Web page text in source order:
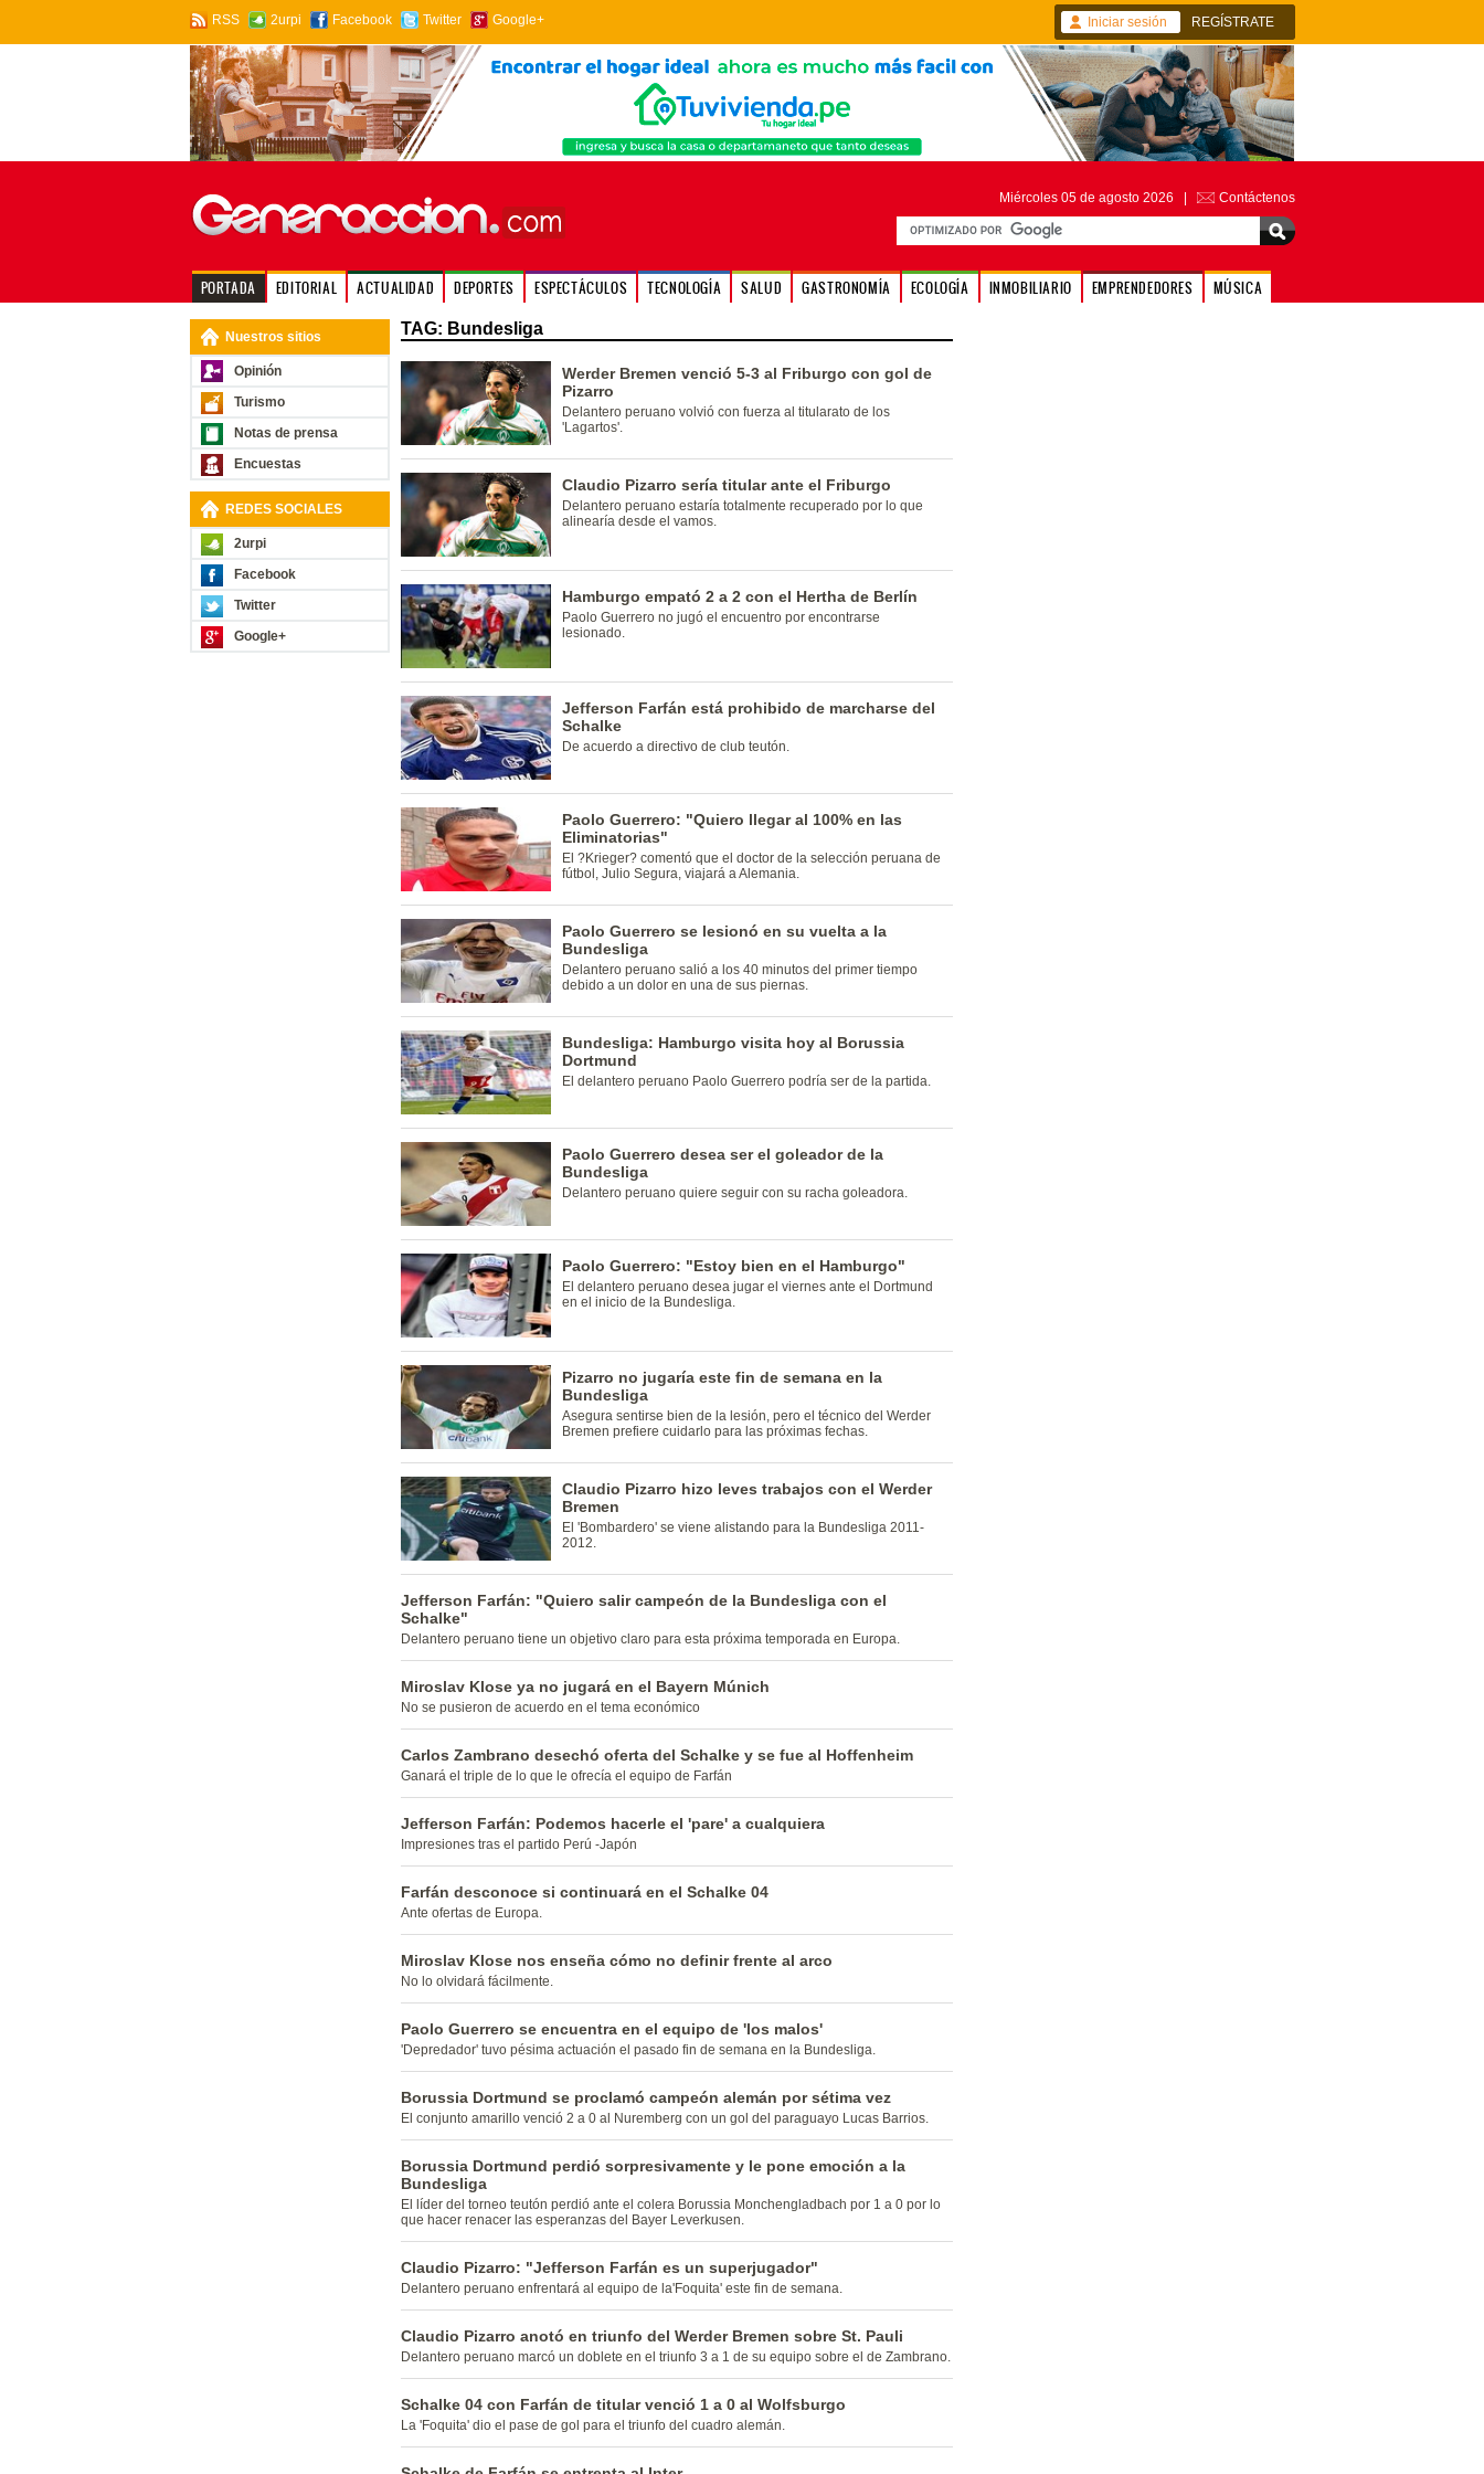
RSS 2urpi Facebook Twitter Google+ Iniciar sesión REGÍSTRATE
Miércoles 05 de agosto 2026 | Contáctenos
PORTADA EDITORIAL ACTUALIDAD DEPORTES ESPECTÁCULOS TECNOLOGÍA SALUD GASTRONOMÍA ECOLOGÍA INMOBILIARIO EMPRENDEDORES MÚSICA
Nuestros sitios
Opinión
Turismo
Notas de prensa
Encuestas
REDES SOCIALES
2urpi
Facebook
Twitter
Google+
TAG: Bundesliga
Werder Bremen venció 5-3 al Friburgo con gol de
Pizarro
Delantero peruano volvió con fuerza al titularato de los
'Lagartos'.
Claudio Pizarro sería titular ante el Friburgo
Delantero peruano estaría totalmente recuperado por lo que
alinearía desde el vamos.
Hamburgo empató 2 a 2 con el Hertha de Berlín
Paolo Guerrero no jugó el encuentro por encontrarse
lesionado.
Jefferson Farfán está prohibido de marcharse del
Schalke
De acuerdo a directivo de club teutón.
Paolo Guerrero: "Quiero llegar al 100% en las
Eliminatorias"
El ?Krieger? comentó que el doctor de la selección peruana de
fútbol, Julio Segura, viajará a Alemania.
Paolo Guerrero se lesionó en su vuelta a la
Bundesliga
Delantero peruano salió a los 40 minutos del primer tiempo
debido a un dolor en una de sus piernas.
Bundesliga: Hamburgo visita hoy al Borussia
Dortmund
El delantero peruano Paolo Guerrero podría ser de la partida.
Paolo Guerrero desea ser el goleador de la
Bundesliga
Delantero peruano quiere seguir con su racha goleadora.
Paolo Guerrero: "Estoy bien en el Hamburgo"
El delantero peruano desea jugar el viernes ante el Dortmund
en el inicio de la Bundesliga.
Pizarro no jugaría este fin de semana en la
Bundesliga
Asegura sentirse bien de la lesión, pero el técnico del Werder
Bremen prefiere cuidarlo para las próximas fechas.
Claudio Pizarro hizo leves trabajos con el Werder
Bremen
El 'Bombardero' se viene alistando para la Bundesliga 2011-
2012.
Jefferson Farfán: "Quiero salir campeón de la Bundesliga con el
Schalke"
Delantero peruano tiene un objetivo claro para esta próxima temporada en Europa.
Miroslav Klose ya no jugará en el Bayern Múnich
No se pusieron de acuerdo en el tema económico
Carlos Zambrano desechó oferta del Schalke y se fue al Hoffenheim
Ganará el triple de lo que le ofrecía el equipo de Farfán
Jefferson Farfán: Podemos hacerle el 'pare' a cualquiera
Impresiones tras el partido Perú -Japón
Farfán desconoce si continuará en el Schalke 04
Ante ofertas de Europa.
Miroslav Klose nos enseña cómo no definir frente al arco
No lo olvidará fácilmente.
Paolo Guerrero se encuentra en el equipo de 'los malos'
'Depredador' tuvo pésima actuación el pasado fin de semana en la Bundesliga.
Borussia Dortmund se proclamó campeón alemán por sétima vez
El conjunto amarillo venció 2 a 0 al Nuremberg con un gol del paraguayo Lucas Barrios.
Borussia Dortmund perdió sorpresivamente y le pone emoción a la
Bundesliga
El líder del torneo teutón perdió ante el colera Borussia Monchengladbach por 1 a 0 por lo
que hacer renacer las esperanzas del Bayer Leverkusen.
Claudio Pizarro: "Jefferson Farfán es un superjugador"
Delantero peruano enfrentará al equipo de la'Foquita' este fin de semana.
Claudio Pizarro anotó en triunfo del Werder Bremen sobre St. Pauli
Delantero peruano marcó un doblete en el triunfo 3 a 1 de su equipo sobre el de Zambrano.
Schalke 04 con Farfán de titular venció 1 a 0 al Wolfsburgo
La 'Foquita' dio el pase de gol para el triunfo del cuadro alemán.